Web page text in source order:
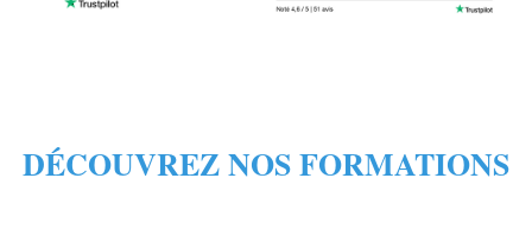
DÉCOUVREZ NOS FORMATIONS